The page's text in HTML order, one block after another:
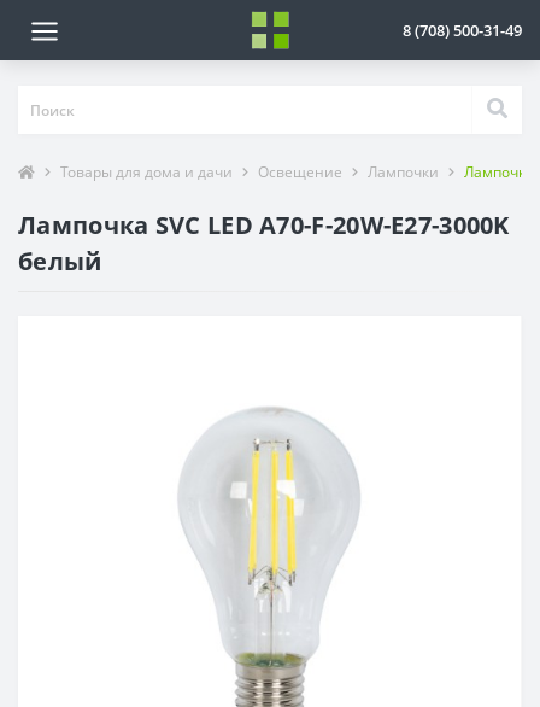
8 (708) 500-31-49
Товары для дома и дачи Освещение Лампочки Лампочка
Лампочка SVC LED A70-F-20W-E27-3000K
белый